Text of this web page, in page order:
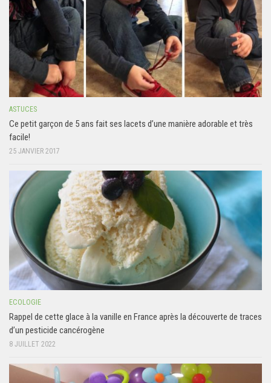
ASTUCES
Ce petit garçon de 5 ans fait ses lacets d’une manière adorable et très
facile!
25 JANVIER 2017
ECOLOGIE
Rappel de cette glace à la vanille en France après la découverte de traces
d’un pesticide cancérogène
8 JUILLET 2022